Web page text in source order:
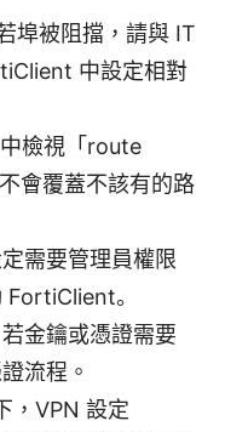
埠被阻擋，請與 IT
中設定相對
檢視「route
會覆蓋不該有的路
需要管理員權限
。
金鑰或憑證需要
流程。
，VPN 設定